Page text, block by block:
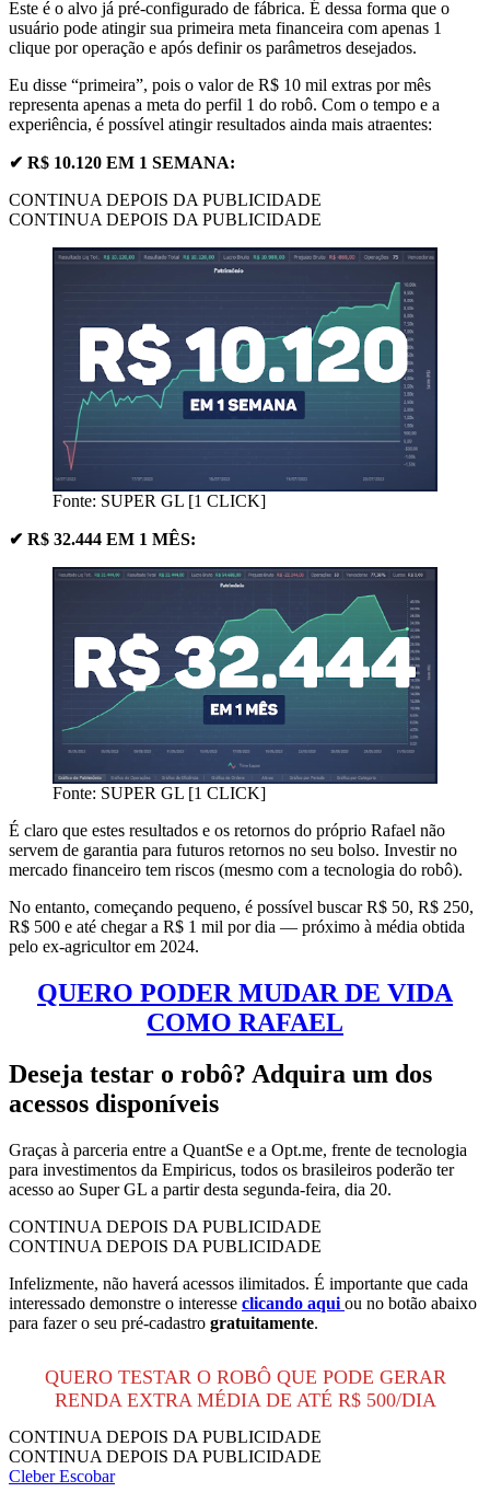
Este é o alvo já pré-configurado de fábrica. É dessa forma que o
usuário pode atingir sua primeira meta financeira com apenas 1
clique por operação e após definir os parâmetros desejados.
Eu disse “primeira”, pois o valor de R$ 10 mil extras por mês
representa apenas a meta do perfil 1 do robô. Com o tempo e a
experiência, é possível atingir resultados ainda mais atraentes:
✔ R$ 10.120 EM 1 SEMANA:
CONTINUA DEPOIS DA PUBLICIDADE
CONTINUA DEPOIS DA PUBLICIDADE
Fonte: SUPER GL [1 CLICK]
✔ R$ 32.444 EM 1 MÊS:
Fonte: SUPER GL [1 CLICK]
É claro que estes resultados e os retornos do próprio Rafael não
servem de garantia para futuros retornos no seu bolso. Investir no
mercado financeiro tem riscos (mesmo com a tecnologia do robô).
No entanto, começando pequeno, é possível buscar R$ 50, R$ 250,
R$ 500 e até chegar a R$ 1 mil por dia — próximo à média obtida
pelo ex-agricultor em 2024.
QUERO PODER MUDAR DE VIDA
COMO RAFAEL
Deseja testar o robô? Adquira um dos
acessos disponíveis
Graças à parceria entre a QuantSe e a Opt.me, frente de tecnologia
para investimentos da Empiricus, todos os brasileiros poderão ter
acesso ao Super GL a partir desta segunda-feira, dia 20.
CONTINUA DEPOIS DA PUBLICIDADE
CONTINUA DEPOIS DA PUBLICIDADE
Infelizmente, não haverá acessos ilimitados. É importante que cada
interessado demonstre o interesse clicando aqui ou no botão abaixo
para fazer o seu pré-cadastro gratuitamente.
QUERO TESTAR O ROBÔ QUE PODE GERAR
RENDA EXTRA MÉDIA DE ATÉ R$ 500/DIA
CONTINUA DEPOIS DA PUBLICIDADE
CONTINUA DEPOIS DA PUBLICIDADE
Cleber Escobar